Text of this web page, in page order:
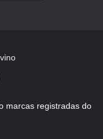
marcas registradas do